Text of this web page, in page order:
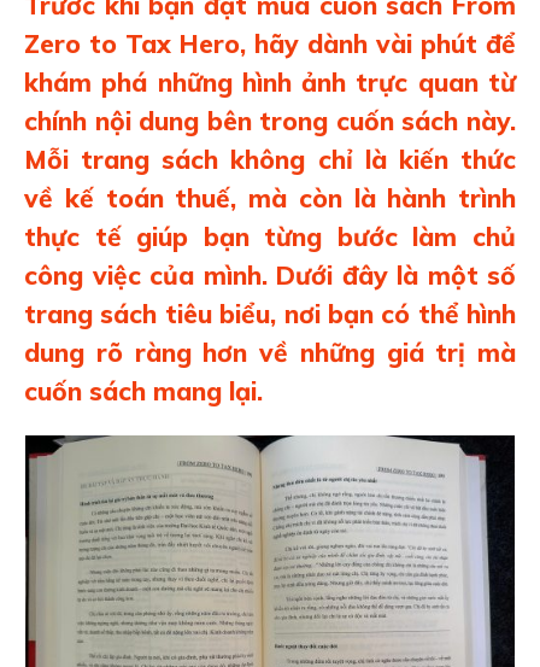
Zero to Tax Hero, hãy dành vài phút để
khám phá những hình ảnh trực quan từ
chính nội dung bên trong cuốn sách này.
Mỗi trang sách không chỉ là kiến thức
về kế toán thuế, mà còn là hành trình
thực tế giúp bạn từng bước làm chủ
công việc của mình. Dưới đây là một số
trang sách tiêu biểu, nơi bạn có thể hình
dung rõ ràng hơn về những giá trị mà
cuốn sách mang lại.